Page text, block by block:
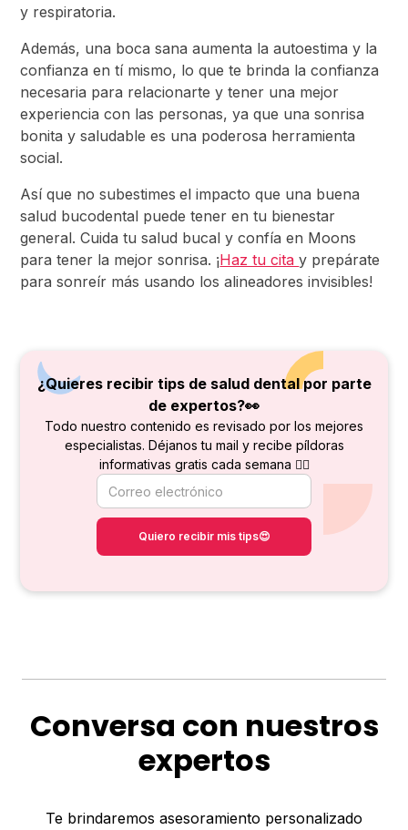
y respiratoria.
Además, una boca sana aumenta la autoestima y la
confianza en tí mismo, lo que te brinda la confianza
necesaria para relacionarte y tener una mejor
experiencia con las personas, ya que una sonrisa
bonita y saludable es una poderosa herramienta
social.
Así que no subestimes el impacto que una buena
salud bucodental puede tener en tu bienestar
general. Cuida tu salud bucal y confía en Moons
para tener la mejor sonrisa. ¡Haz tu citay prepárate
para sonreír más usando los alineadores invisibles!
¿Quieres recibir tips de salud dental por parte
de expertos?👀
Todo nuestro contenido es revisado por los mejores
especialistas. Déjanos tu mail y recibe píldoras
informativas gratis cada semana 👇🏻
Conversa con nuestros
expertos
Te brindaremos asesoramiento personalizado